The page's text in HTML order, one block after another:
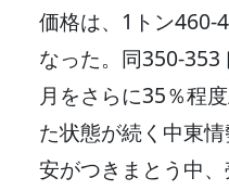
価格は、1トン
なった。同
月をさらに35％程
た状態が続く中東
安がつきまとう中